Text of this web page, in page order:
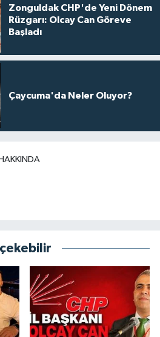
Zonguldak CHP'de Yeni Dönem
Rüzgarı: Olcay Can Göreve
Başladı
Çaycuma'da Neler Oluyor?